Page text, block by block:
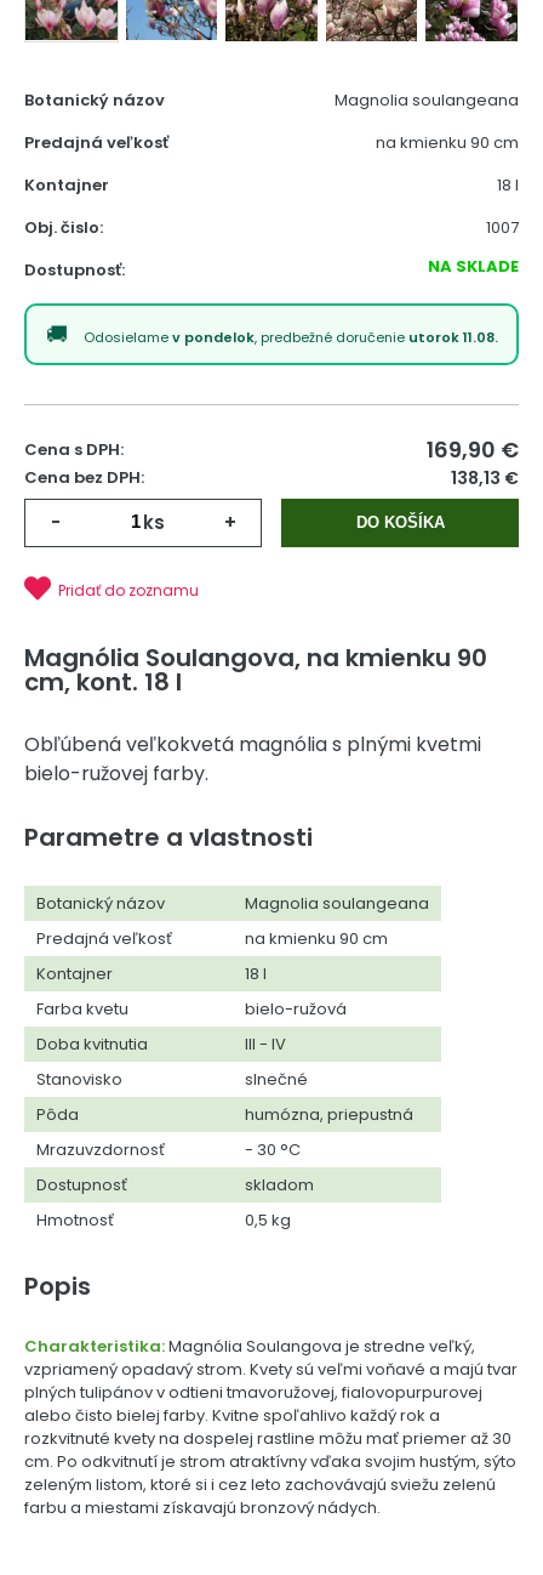
Botanický názov
Magnolia soulangeana
Predajná veľkosť
na kmienku 90 cm
Kontajner
18 l
Obj. čislo:
1007
Dostupnosť:
NA SKLADE
Odosielamev pondelok, predbežné doručenie utorok 11.08.
Cena s DPH: 169,90 €
Cena bez DPH: 138,13 €
- ks + DO KOŠÍKA
Pridať do zoznamu
Magnólia Soulangova, na kmienku 90
cm, kont. 18 l
Obľúbená veľkokvetá magnólia s plnými kvetmi
bielo-ružovej farby.
Parametre a vlastnosti
Botanický názov
Magnolia soulangeana
Predajná veľkosť
na kmienku 90 cm
Kontajner
18 l
Farba kvetu
bielo-ružová
Doba kvitnutia
III - IV
Stanovisko
slnečné
Pôda
humózna, priepustná
Mrazuvzdornosť
- 30 °C
Dostupnosť
skladom
Hmotnosť
0,5 kg
Popis
Charakteristika:Magnólia Soulangova je stredne veľký,
vzpriamený opadavý strom. Kvety sú veľmi voňavé a majú tvar
plných tulipánov v odtieni tmavoružovej, fialovopurpurovej
alebo čisto bielej farby. Kvitne spoľahlivo každý rok a
rozkvitnuté kvety na dospelej rastline môžu mať priemer až 30
cm. Po odkvitnutí je strom atraktívny vďaka svojim hustým, sýto
zeleným listom, ktoré si i cez leto zachovávajú sviežu zelenú
farbu a miestami získavajú bronzový nádych.